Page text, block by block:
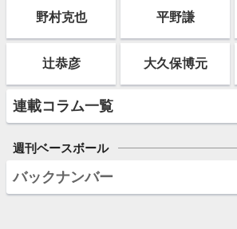
野村克也 平野謙
辻恭彦 大久保博元
連載コラム一覧
週刊ベースボール
バックナンバー